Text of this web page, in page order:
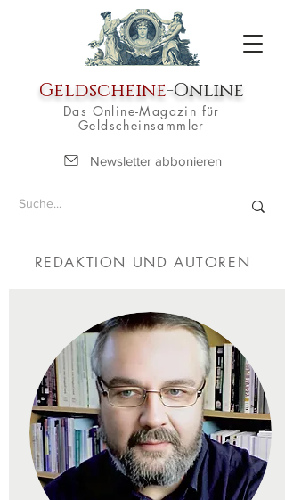
Geldscheine-Online
Das Online-Magazin für
Geldscheinsammler
Newsletter abbonieren
REDAKTION UND AUTOREN